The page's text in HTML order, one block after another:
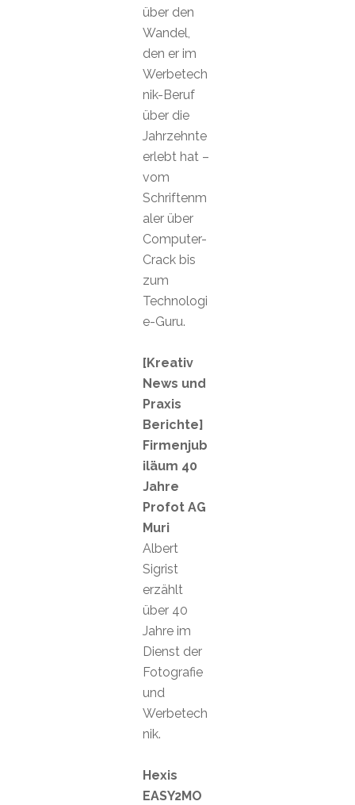
über den
Wandel,
den er im
Werbetech
nik-Beruf
über die
Jahrzehnte
erlebt hat –
vom
Schriftenm
aler über
Computer-
Crack bis
zum
Technologi
e-Guru.
[Kreativ
News und
Praxis
Berichte]
Firmenjub
iläum 40
Jahre
Profot AG
Muri
Albert
Sigrist
erzählt
über 40
Jahre im
Dienst der
Fotografie
und
Werbetech
nik.
Hexis
EASY2MO